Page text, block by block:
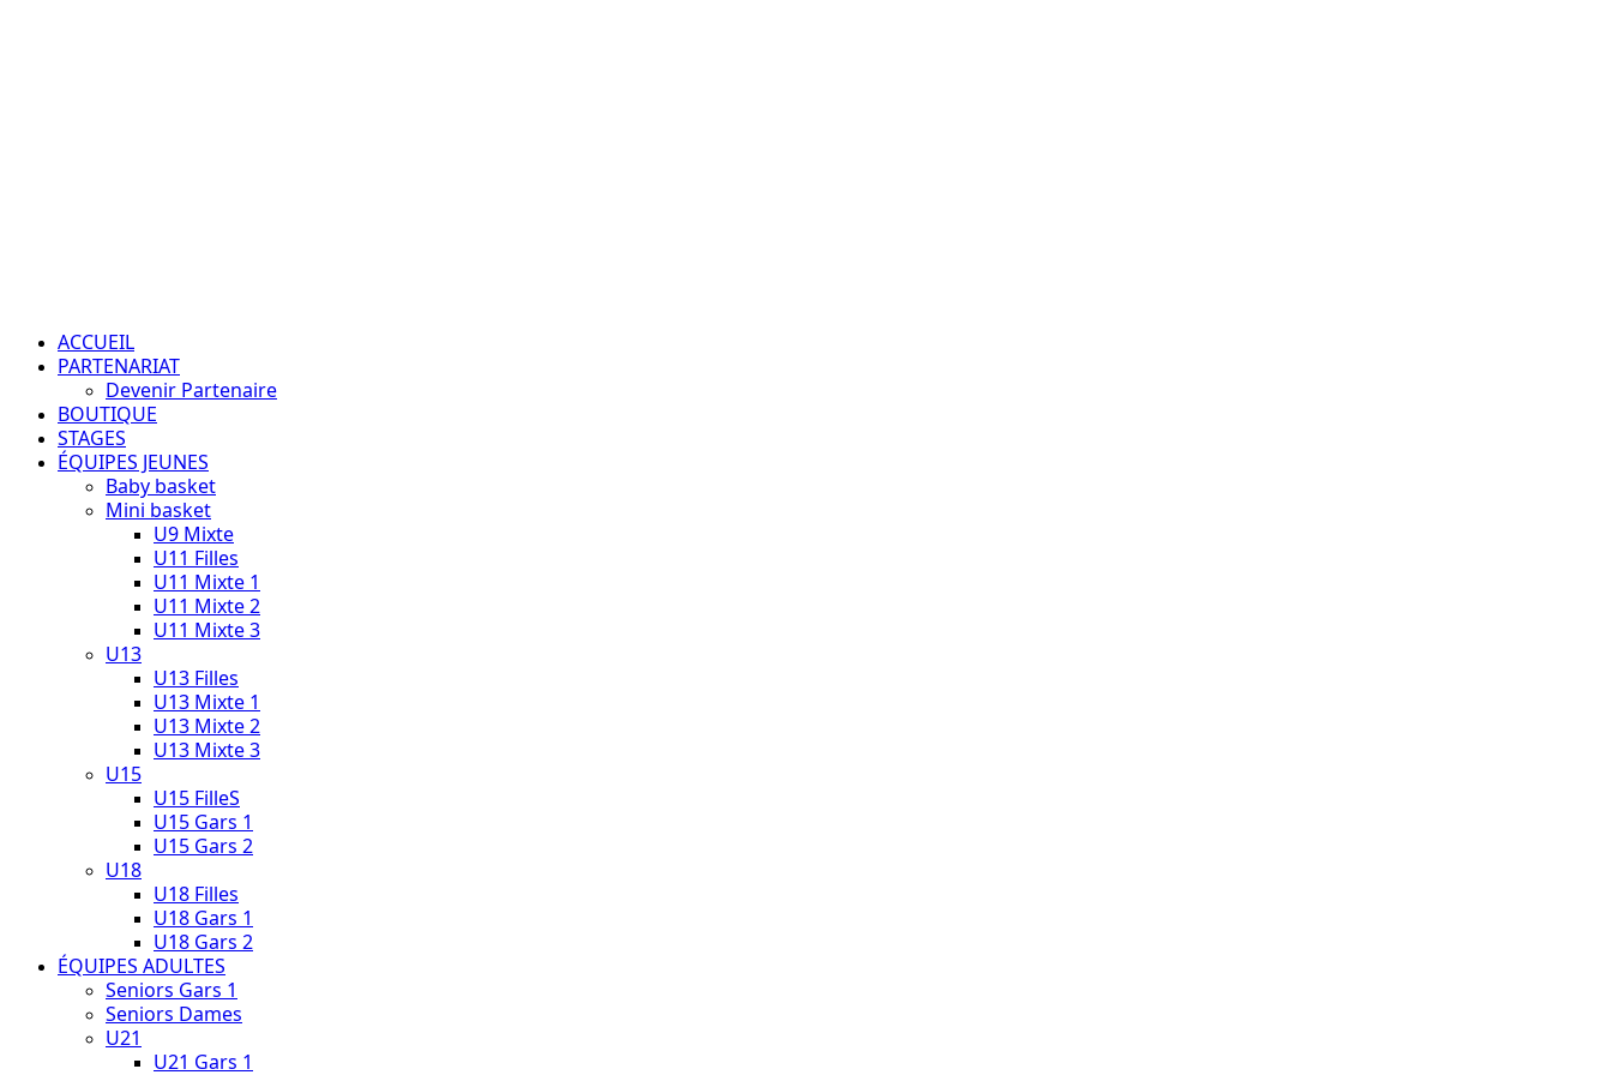
ACCUEIL
PARTENARIAT
Devenir Partenaire
BOUTIQUE
STAGES
ÉQUIPES JEUNES
Baby basket
Mini basket
U9 Mixte
U11 Filles
U11 Mixte 1
U11 Mixte 2
U11 Mixte 3
U13
U13 Filles
U13 Mixte 1
U13 Mixte 2
U13 Mixte 3
U15
U15 FilleS
U15 Gars 1
U15 Gars 2
U18
U18 Filles
U18 Gars 1
U18 Gars 2
ÉQUIPES ADULTES
Seniors Gars 1
Seniors Dames
U21
U21 Gars 1